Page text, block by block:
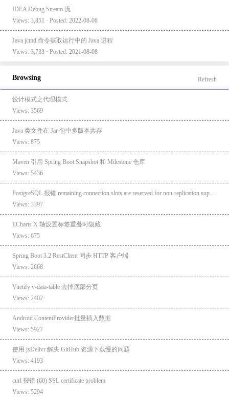
IDEA Debug Stream 流
Views: 3,851 · Posted: 2022-08-08
Java jcmd 命令获取运行中的 Java 进程
Views: 3,733 · Posted: 2021-08-08
Browsing Refresh
设计模式之代理模式
Views: 3569
Java 类文件在 Jar 包中多版本共存
Views: 875
Maven 引用 Spring Boot Snapshot 和 Milestone 仓库
Views: 5436
Views: 3397
ECharts X 轴设置标签重叠时隐藏
Views: 675
Spring Boot 3.2 RestClient 同步 HTTP 客户端
Views: 2668
Vuetify v-data-table 去掉底部分页
Views: 2402
Android ContentProvider批量插入数据
Views: 5927
使用 jsDelivr 解决 GitHub 资源下载慢的问题
Views: 4193
curl 报错 (60) SSL certificate problem
Views: 5294